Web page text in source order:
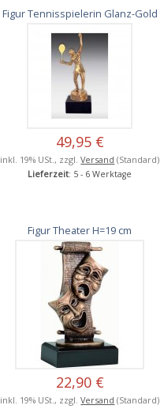
Figur Tennisspielerin Glanz-Gold
49,95 €
inkl. 19% USt., zzgl.Versand (Standard)
Lieferzeit: 5 - 6 Werktage
Figur Theater H=19 cm
22,90 €
inkl. 19% USt., zzgl.Versand (Standard)